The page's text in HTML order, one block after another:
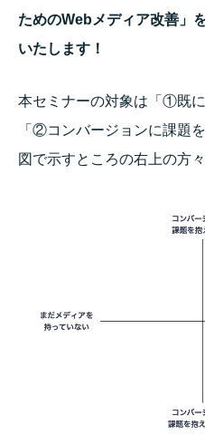
ためのWebメディア改善 」
いたします！
本セミナーの対象は「①既に
「②コンバージョンに課題
図で示すところの右上の方